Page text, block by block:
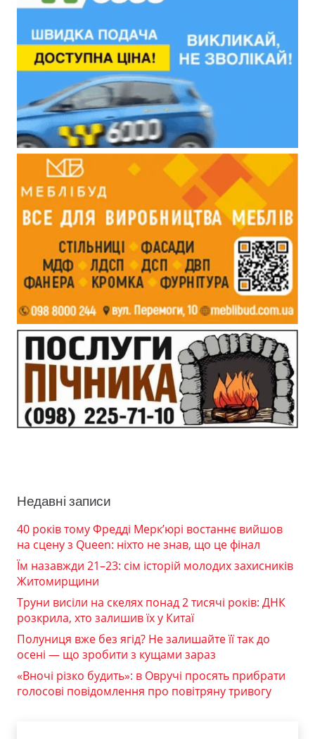
Недавні записи
40 років тому Фредді Мерк’юрі востаннє вийшов
на сцену з Queen: ніхто не знав, що це фінал
Їм назавжди 21–23: сім історій молодих захисників
Житомирщини
Труни висіли на скелях понад 2 тисячі років: ДНК
розкрила, хто залишив їх у Китаї
Полуниця вже без ягід? Не залишайте її так до
осені — що зробити з кущами зараз
«Вночі різко будить»: в Овручі просять прибрати
голосові повідомлення про повітряну тривогу